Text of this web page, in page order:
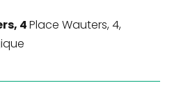
4Place Wauters, 4,